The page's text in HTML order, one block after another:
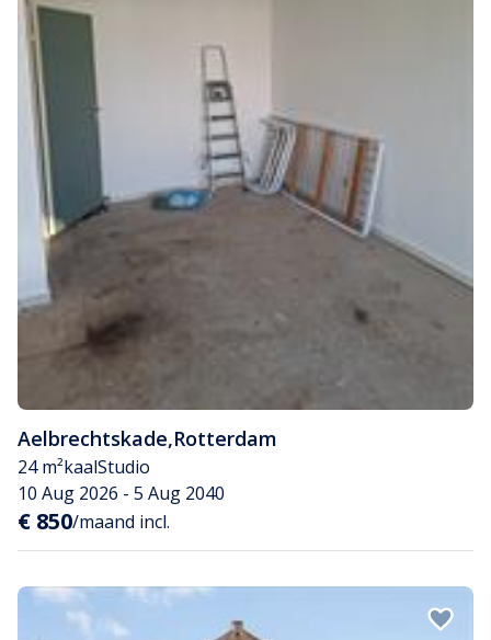
Aelbrechtskade,Rotterdam
24 m²kaalStudio
10 Aug 2026 - 5 Aug 2040
€ 850/maand incl.